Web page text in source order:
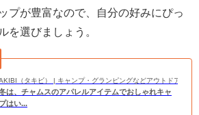
プが豊富なので、自分の好みにぴっ
を選びましょう。
（タキビ） | キャンプ・グランピングなどアウトドアの総
は、チャムスのアパレルアイテムでおしゃれキャ
はい...